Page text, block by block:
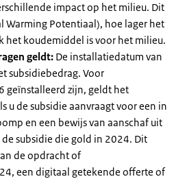
impact op het milieu. Dit
Warming Potentiaal), hoe lager het
het koudemiddel is voor het milieu.
geldt: De installatiedatum van
subsidiebedrag. Voor
geïnstalleerd zijn, geldt het
u de subsidie aanvraagt voor een in
en een bewijs van aanschaf uit
subsidie die gold in 2024. Dit
de opdracht of
een digitaal getekende offerte of